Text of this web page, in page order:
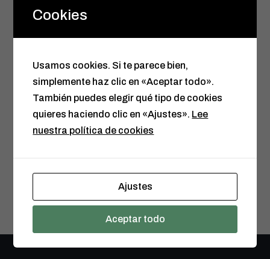
Cookies
Usamos cookies. Si te parece bien,
simplemente haz clic en «Aceptar todo».
También puedes elegir qué tipo de cookies
quieres haciendo clic en «Ajustes». Lee
nuestra política de cookies
Ajustes
Aceptar todo